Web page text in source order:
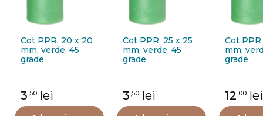
Cot PPR, 20 x 20
mm, verde, 45
grade
3 ,50 lei
Cot PPR, 25 x 25
mm, verde, 45
grade
3 ,50 lei
Cot
mm,
grade
12 ,00 lei